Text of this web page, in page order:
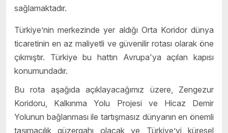
sağlamaktadır.
Türkiye’nin merkezinde yer aldığı Orta Koridor dünya
ticaretinin en az maliyetli ve güvenilir rotası olarak öne
çıkmıştır. Türkiye bu hattın Avrupa'ya açılan kapısı
konumundadır.
Bu rota aşağıda açıklayacağımız üzere, Zengezur
Koridoru, Kalkınma Yolu Projesi ve Hicaz Demir
Yolunun bağlanması ile tartışmasız dünyanın en önemli
taşımacılık güzergahı olacak ve Türkiye’yi küresel